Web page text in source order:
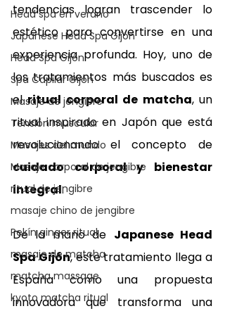
Head spa en verano
Japanese Head Spa Gijón
Head Spa Gijón
Spa Capilar Gijón
Masaje de jengibre
Tensión muscular
Masajes del mundo
Masaje corporal de jengibre
ritual de jengibre
masaje chino de jengibre
Pekín ginger ritual
masaje de matcha
matcha massage
kyoto matcha ritual
tendencias logran trascender lo
estético para convertirse en una
experiencia profunda. Hoy, uno de
los tratamientos más buscados es
el ritual corporal de matcha, un
ritual inspirado en Japón que está
cuidado corporal y bienestar
integral.
De la mano de Japanese Head
Spa Gijón, este tratamiento llega a
España como una propuesta